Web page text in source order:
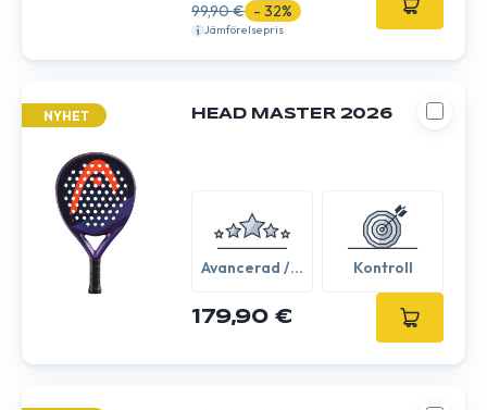
99,90 € - 32%
Jämförelsepris
NYHET HEAD MASTER 2026
Avancerad /
Kontroll
179,90 €